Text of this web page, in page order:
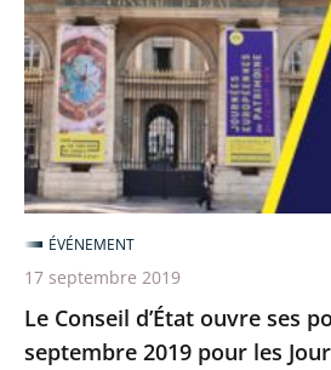
ouvre
ses
portes,
les
21
et
22
septembre
2019
pour
les
Le Conseil d’État ouvre ses
septembre 2019 pour les
ÉVÉNEMENT
17 septembre 2019